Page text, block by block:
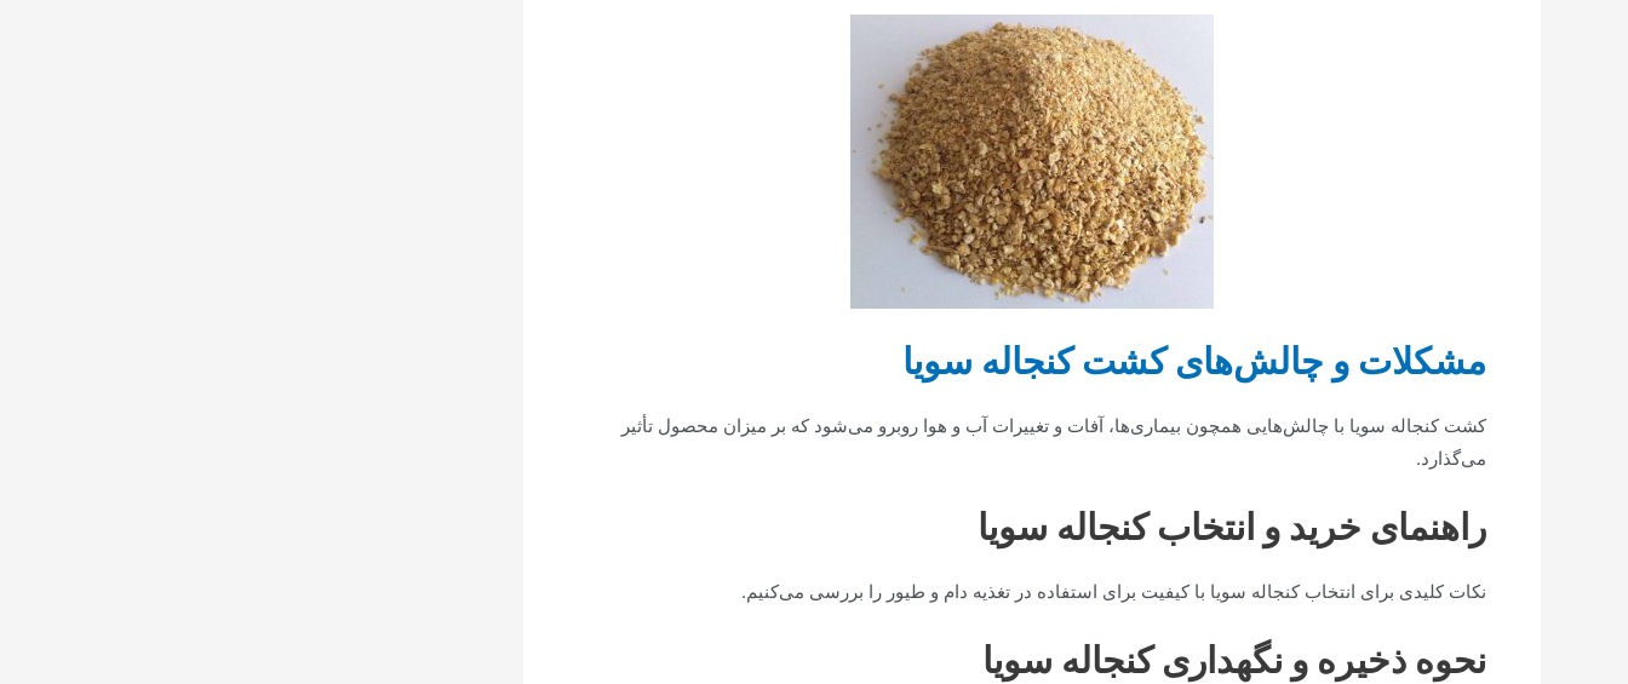
مشکلات و چالش‌های کشت کنجاله سویا
کشت کنجاله سویا با چالش‌هایی همچون بیماری‌ها، آفات و تغییرات آب و هوا روبرو می‌شود که بر میزان محصول تأثیر
می‌گذارد.
راهنمای خرید و انتخاب کنجاله سویا
نکات کلیدی برای انتخاب کنجاله سویا با کیفیت برای استفاده در تغذیه دام و طیور را بررسی می‌کنیم.
نحوه ذخیره و نگهداری کنجاله سویا